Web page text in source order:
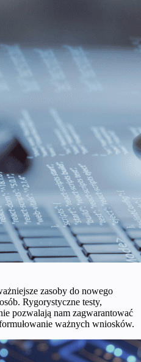
zasoby do nowego
Rygorystyczne testy,
pozwalają nam zagwarantować
ważnych wniosków.